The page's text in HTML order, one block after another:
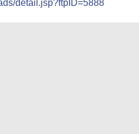
detail.jsp?ftpID=5888